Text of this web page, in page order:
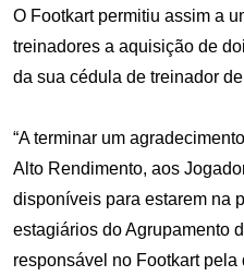
O Footkart permitiu assim a
treinadores a aquisição de
da sua cédula de treinador
“A terminar um
Alto Rendimento, aos
disponíveis para estarem na
estagiários do Agrupamento
responsável no Footkart